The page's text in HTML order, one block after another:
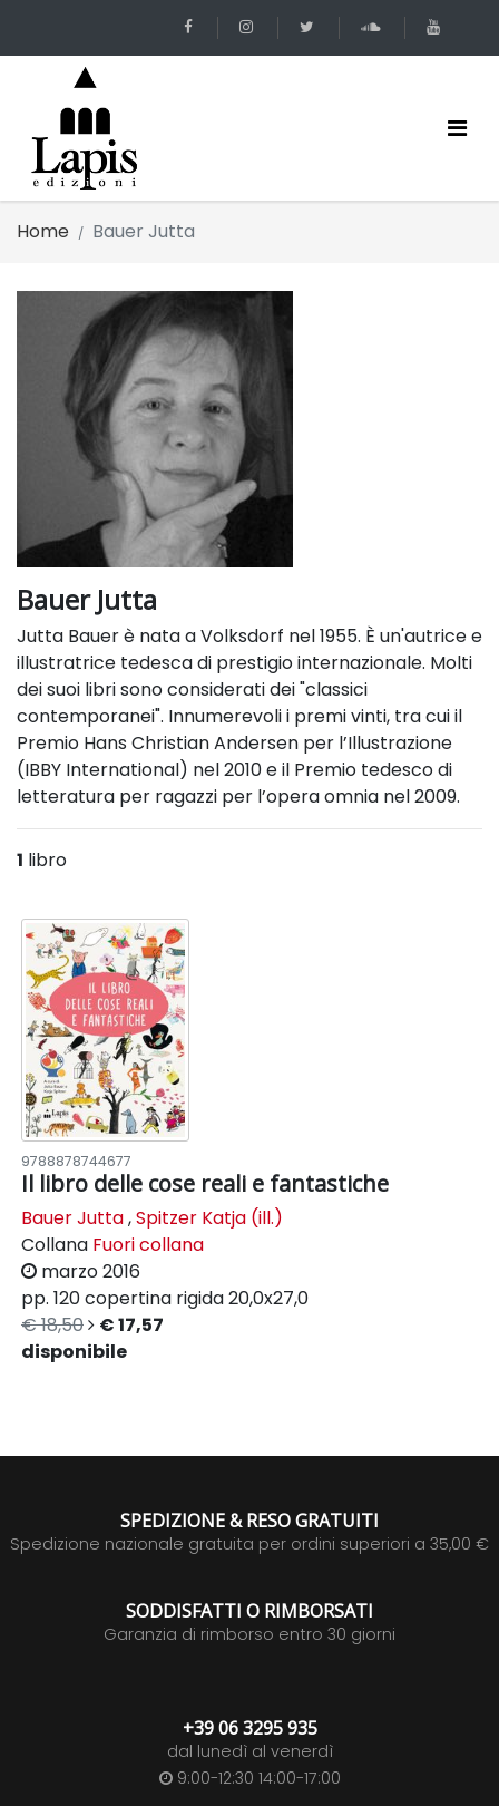
Home Bauer Jutta
Bauer Jutta
Jutta Bauer è nata a Volksdorf nel 1955. È un'autrice e
illustratrice tedesca di prestigio internazionale. Molti
dei suoi libri sono considerati dei "classici
contemporanei". Innumerevoli i premi vinti, tra cui il
Premio Hans Christian Andersen per l’Illustrazione
(IBBY International) nel 2010 e il Premio tedesco di
letteratura per ragazzi per l’opera omnia nel 2009.
1 libro
9788878744677
Il libro delle cose reali e fantastiche
Bauer Jutta,Spitzer Katja (ill.)
Collana Fuori collana
marzo 2016
pp. 120copertina rigida20,0x27,0
€ 18,50
€ 17,57
disponibile
SPEDIZIONE & RESO GRATUITI
Spedizione nazionale gratuita per ordini superiori a 35,00 €
SODDISFATTI O RIMBORSATI
Garanzia di rimborso entro 30 giorni
+39 06 3295 935
dal lunedì al venerdì
9:00-12:30 14:00-17:00